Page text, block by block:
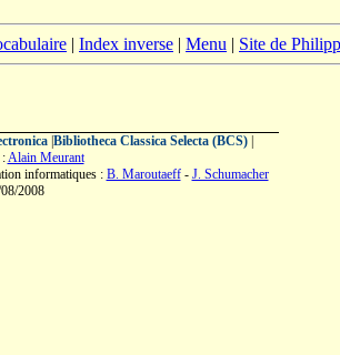
| Index inverse | Menu | Site de
| Bibliotheca Classica Selecta (BCS)|
:Alain Meurant
informatiques : B. Maroutaeff- J. Schumacher
2008